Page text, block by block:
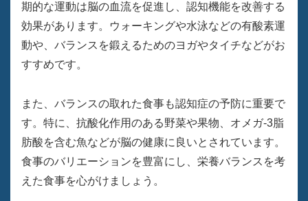
期的な運動は脳の血流を促進し、認知機能を改善する
効果があります。ウォーキングや水泳などの有酸素運
動や、バランスを鍛えるためのヨガやタイチなどがお
すすめです。
また、バランスの取れた食事も認知症の予防に重要で
す。特に、抗酸化作用のある野菜や果物、オメガ-3脂
肪酸を含む魚などが脳の健康に良いとされています。
食事のバリエーションを豊富にし、栄養バランスを考
えた食事を心がけましょう。